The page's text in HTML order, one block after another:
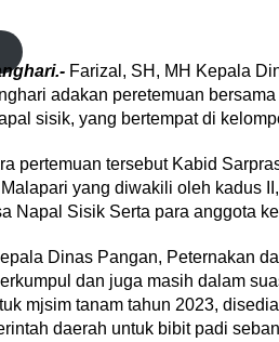
Farizal, SH, MH Kepala
adakan peretemuan
sisik, yang bertempat di
pertemuan tersebut Kabid
yang diwakili oleh kadus
Napal Sisik Serta para anggota
Dinas Pangan, Peternakan
dan juga masih dalam
mjsim tanam tahun 2023,
daerah untuk bibit padi